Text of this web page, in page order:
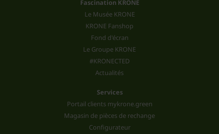
Fascination KRONE
Le Musée KRONE
KRONE Fanshop
Fond d'écran
Le Groupe KRONE
#KRONECTED
Actualités
Services
Portail clients mykrone.green
Magasin de pièces de rechange
Configurateur